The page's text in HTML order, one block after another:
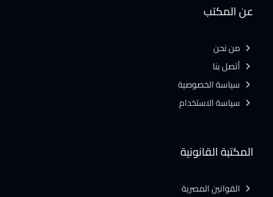
المكتبة القانونية
القوانين المصرية
عن المكتب
من نحن
أتصل بنا
سياسة الخصوصية
سياسة الاستخدام